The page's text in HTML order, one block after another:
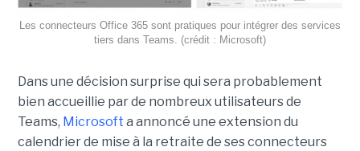
Les connecteurs Office 365 sont pratiques pour intégrer des services
tiers dans Teams. (crédit : Microsoft)
Dans une décision surprise qui sera probablement
bien accueillie par de nombreux utilisateurs de
Teams, Microsoft a annoncé une extension du
calendrier de mise à la retraite de ses connecteurs